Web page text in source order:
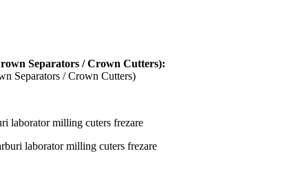
Separators / Crown Cutters):